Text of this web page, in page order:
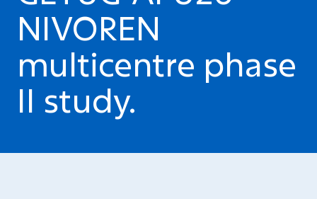
NIVOREN
multicentre phase
II study.